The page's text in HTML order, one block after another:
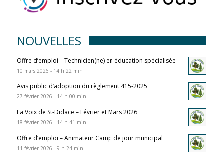
NOUVELLES
Offre d’emploi – Technicien(ne) en éducation spécialisée
10 mars 2026 - 14 h 22 min
Avis public d’adoption du règlement 415-2025
27 février 2026 - 14 h 00 min
La Voix de St-Didace – Février et Mars 2026
18 février 2026 - 14 h 41 min
Offre d’emploi – Animateur Camp de jour municipal
11 février 2026 - 9 h 24 min